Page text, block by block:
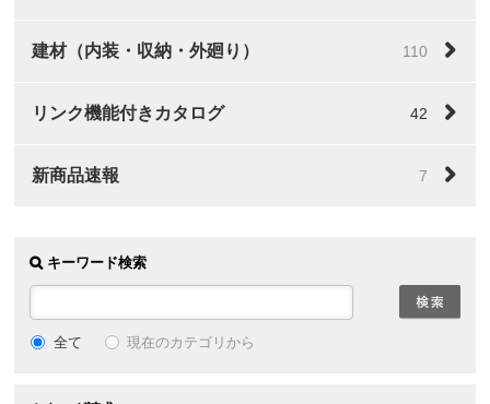
建材（内装・収納・外廻り） 110
リンク機能付きカタログ 42
新商品速報 7
キーワード検索
全て 現在のカテゴリから